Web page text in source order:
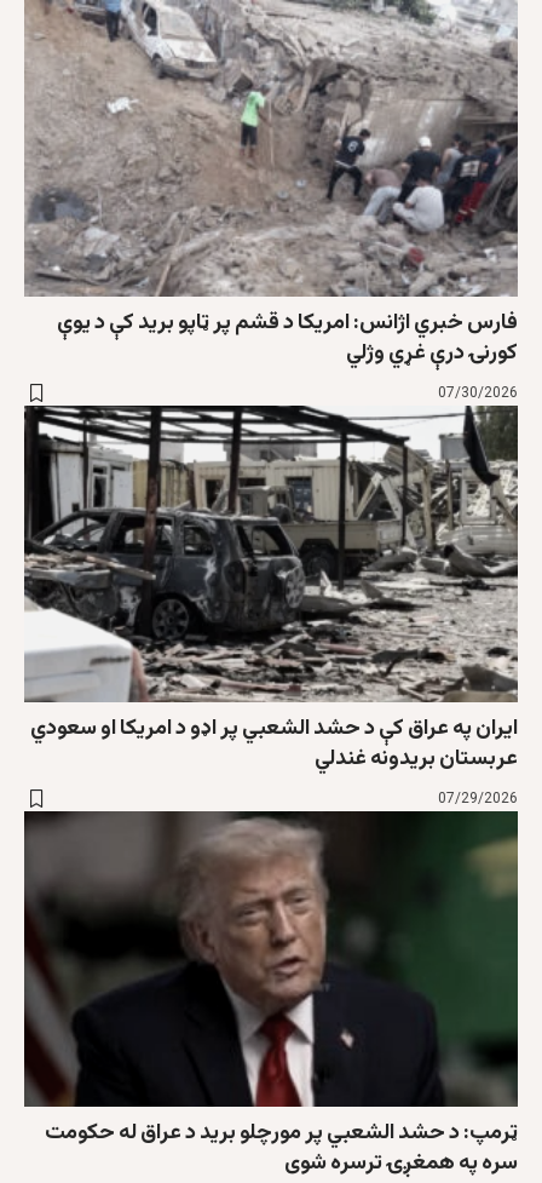
فارس خبري اژانس: امریکا د قشم پر ټاپو برید کې د یوې
کورنۍ درې غړي وژلي
07/30/2026
ایران په عراق کې د حشد الشعبي پر اډو د امریکا او سعودي
عربستان بریدونه غندلي
07/29/2026
ټرمپ: د حشد الشعبي پر مورچلو برید د عراق له حکومت
سره په همغږۍ ترسره شوی